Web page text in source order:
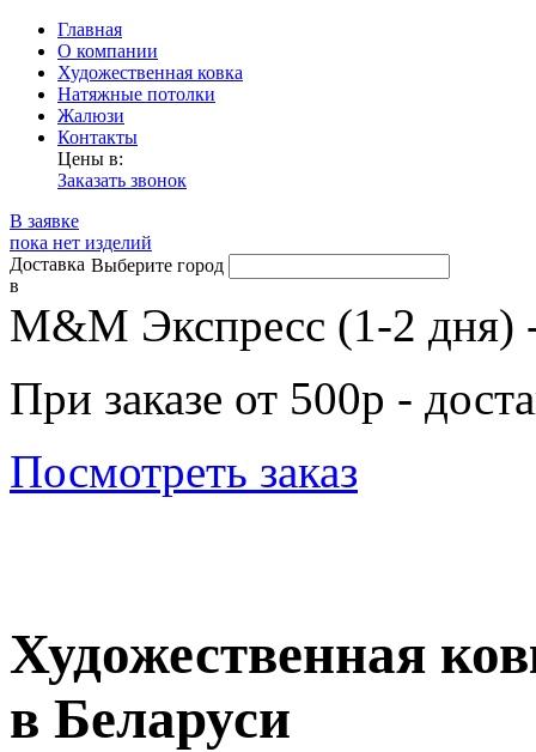
Главная
О компании
Художественная ковка
Натяжные потолки
Жалюзи
Контакты
Цены в:
Заказать звонок
В заявке
пока нет изделий
Доставка
в
Выберите город
М&М Экспресс (1-2 дня)
При заказе от 500р -
Посмотреть заказ
Художественная
в Беларуси